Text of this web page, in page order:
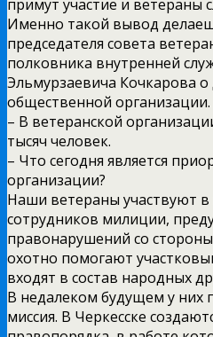
примут участие и ветераны
Именно такой вывод
председателя совета
полковника внутренней
Эльмурзаевича Кочкарова о
общественной организации.
– В ветеранской
тысяч человек.
– Что сегодня является
организации?
Наши ветераны участвуют
сотрудников милиции,
правонарушений со
охотно помогают
входят в состав народных
В недалеком будущем у них
миссия. В Черкесске